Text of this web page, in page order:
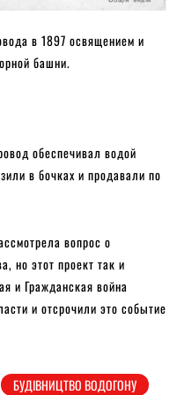
в 1897 освящением и
башни.
обеспечивал водой
в бочках и продавали по
вопрос о
но этот проект так и
и Гражданская война
и отсрочили это событие
БУДІВНИЦТВО ВОДОГОНУ